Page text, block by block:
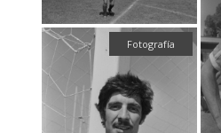
Fotografía